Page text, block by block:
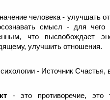
человека - улучшать
смысл - для чего
что высвобождает
улучшить отношения.
- Источник Счастья,
- это противоречие, это